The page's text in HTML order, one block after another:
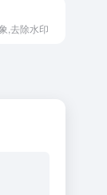
,去除水印